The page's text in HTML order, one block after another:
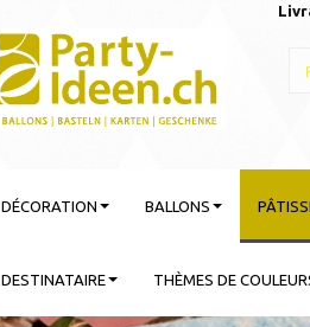
DÉCORATION BALLONS
DESTINATAIRE THÈMES DE